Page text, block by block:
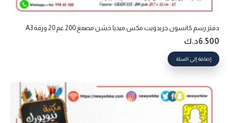
دفتر رسم كانسون جريدويت مكس ميديا خشن مصمغ 200 غم 20 ورقة A3
6.500د.ك
إضافة إلى السلة